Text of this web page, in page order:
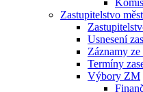
Zastupitelstvo
Usnesení
Záznamy ze
Termíny
Výbory ZM